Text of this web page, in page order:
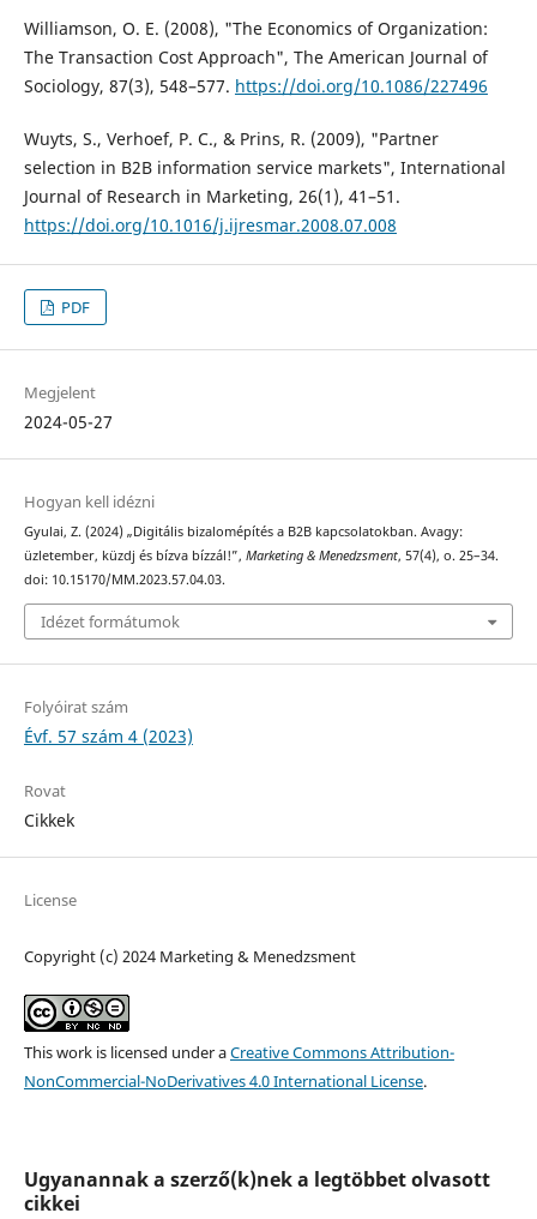
Williamson, O. E. (2008), "The Economics of Organization:
The Transaction Cost Approach", The American Journal of
Sociology, 87(3), 548–577. https://doi.org/10.1086/227496
Wuyts, S., Verhoef, P. C., & Prins, R. (2009), "Partner
selection in B2B information service markets", International
Journal of Research in Marketing, 26(1), 41–51.
https://doi.org/10.1016/j.ijresmar.2008.07.008
PDF
Megjelent
2024-05-27
Hogyan kell idézni
Gyulai, Z. (2024) „Digitális bizalomépítés a B2B kapcsolatokban. Avagy:
üzletember, küzdj és bízva bízzál!”, Marketing & Menedzsment, 57(4), o. 25–34.
doi: 10.15170/MM.2023.57.04.03.
Idézet formátumok
Folyóirat szám
Évf. 57 szám 4 (2023)
Rovat
Cikkek
License
Copyright (c) 2024 Marketing & Menedzsment
This work is licensed under aCreative Commons Attribution-
NonCommercial-NoDerivatives 4.0 International License.
Ugyanannak a szerző(k)nek a legtöbbet olvasott
cikkei